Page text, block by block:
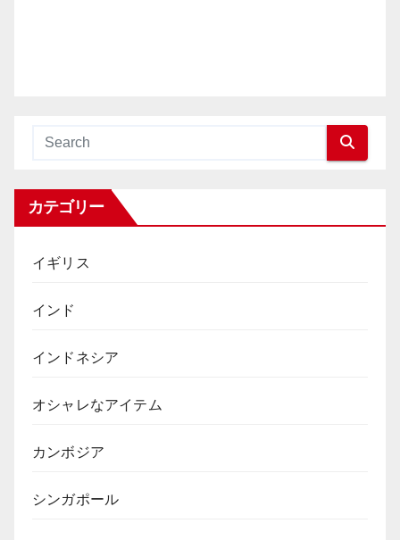
カテゴリー
イギリス
インド
インドネシア
オシャレなアイテム
カンボジア
シンガポール